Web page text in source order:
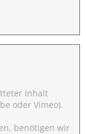
Inhalt
oder Vimeo).
benötigen wir